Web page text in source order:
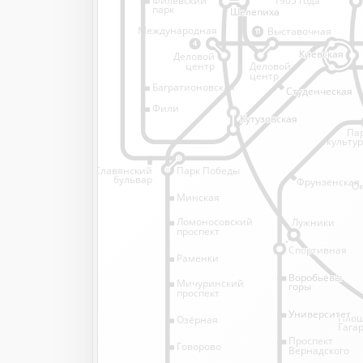
4
11
Лужники
Деловой
центр
Шелепиха
Шелепиха
Минская
Ломоносовский
проспект
Раменки
Парк Победы
парк
Багратионовская
Фили
Международная
Спортивная
Спортивная
Фрунзенская
Славянский
бульвар
Выставочная
Проспект
Вернадского
Деловой
центр
Киевская
Киевская
Студенческая
Студенческая
Кутузовская
Кутузовская
Воробьёвы
горы
Воробьёвы
горы
Университет
Университет
Говорово
Озёрная
Мичуринский
проспект